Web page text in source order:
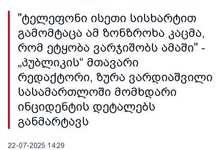
"ტელეფონი ისეთი სისხარტით
გამომტაცა ამ ზონზროხა კაცმა,
რომ ეტყობა ვარჯიშობს ამაში" -
„პუბლიკის“ მთავარი
რედაქტორი, ზურა ვარდიაშვილი
სასამართლოში მომხდარი
ინციდენტის დეტალებს
განმარტავს
22-07-2025 14:29